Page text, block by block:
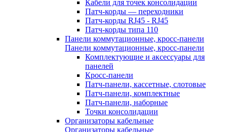
Кабели для точек консолидации
Патч-корды — переходники
Патч-корды RJ45 - RJ45
Патч-корды типа 110
Панели коммутационные, кросс-панели
Панели коммутационные, кросс-панели
Комплектующие и аксессуары для
панелей
Кросс-панели
Патч-панели, кассетные, слотовые
Патч-панели, комплектные
Патч-панели, наборные
Точки консолидации
Организаторы кабельные
Организаторы кабельные